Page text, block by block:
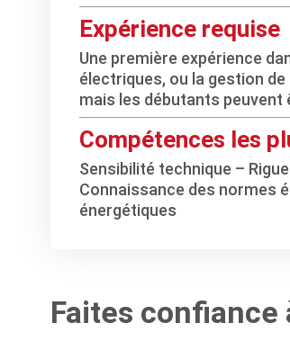
Expérience requise
Une première expérience
électriques, ou la gestion
mais les débutants
Compétences les
Sensibilité technique –
Connaissance des normes
énergétiques
Faites